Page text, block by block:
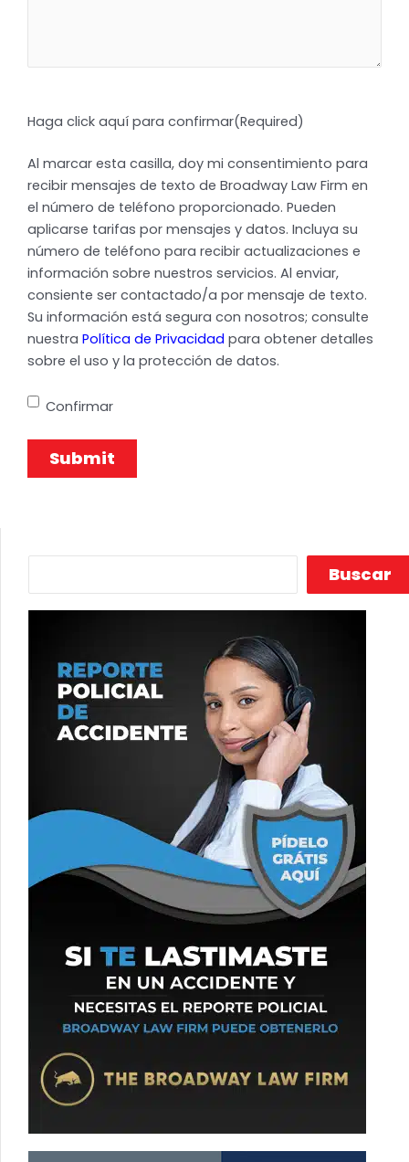
Haga click aquí para confirmar(Required)
Al marcar esta casilla, doy mi consentimiento para
recibir mensajes de texto de Broadway Law Firm en
el número de teléfono proporcionado. Pueden
aplicarse tarifas por mensajes y datos. Incluya su
número de teléfono para recibir actualizaciones e
información sobre nuestros servicios. Al enviar,
consiente ser contactado/a por mensaje de texto.
Su información está segura con nosotros; consulte
nuestra Política de Privacidad
sobre el uso y la protección de datos.
Confirmar
Buscar